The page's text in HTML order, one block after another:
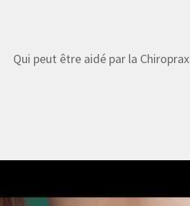
Qui peut être aidé par la